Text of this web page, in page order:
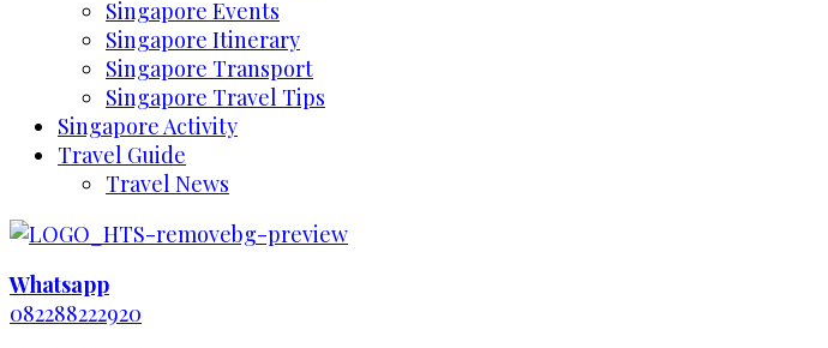
Singapore Events
Singapore Itinerary
Singapore Transport
Singapore Travel Tips
Singapore Activity
Travel Guide
Travel News
Whatsapp
082288222920